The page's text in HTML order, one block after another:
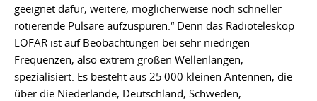
geeignet dafür, weitere, möglicherweise noch schneller
rotierende Pulsare aufzuspüren.“ Denn das Radioteleskop
LOFAR ist auf Beobachtungen bei sehr niedrigen
Frequenzen, also extrem großen Wellenlängen,
spezialisiert. Es besteht aus 25 000 kleinen Antennen, die
über die Niederlande, Deutschland, Schweden,